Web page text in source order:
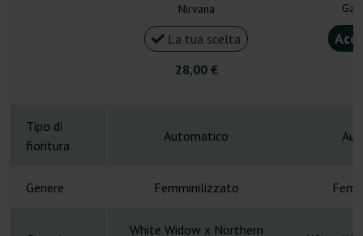
Nirvana
La tua scelta
28,00 €
Tipo di
fioritura
Automatico
Genere Femminilizzato
White Widow x Northern